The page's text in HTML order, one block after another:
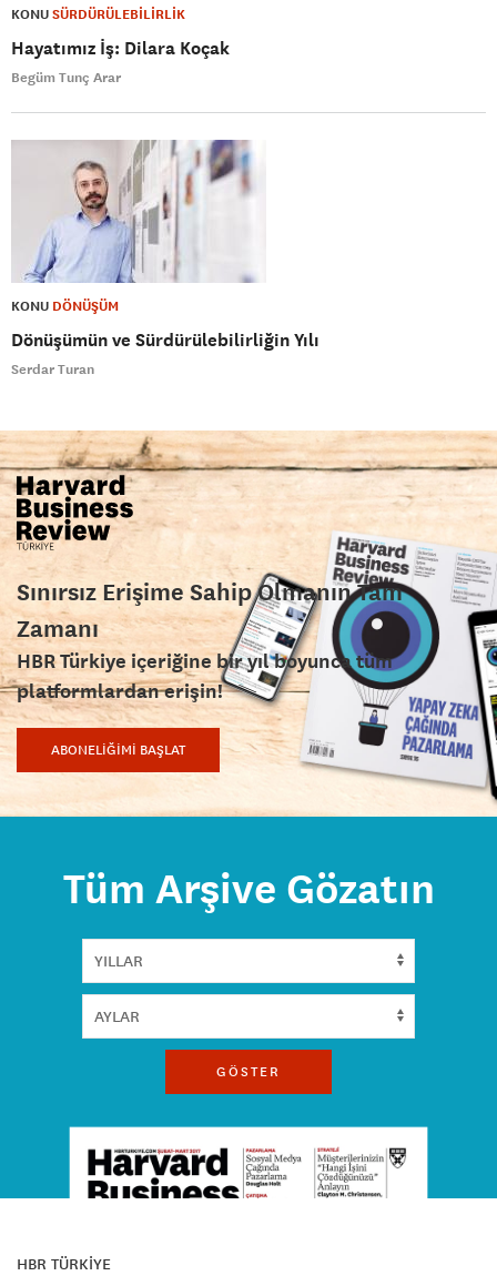
KONUSÜRDÜRÜLEBİLİRLİK
Hayatımız İş: Dilara Koçak
Begüm Tunç Arar
KONU DÖNÜŞÜM
Dönüşümün ve Sürdürülebilirliğin Yılı
Serdar Turan
Sınırsız Erişime Sahip Olmanın Tam
Zamanı
HBR Türkiye içeriğine bir yıl boyunca tüm
platformlardan erişin!
ABONELİĞİMİ BAŞLAT
Tüm Arşive Gözatın
GÖSTER
HBR TÜRKİYE